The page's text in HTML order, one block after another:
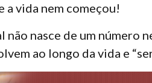
a vida nem começou!
nasce de um número
ao longo da vida e